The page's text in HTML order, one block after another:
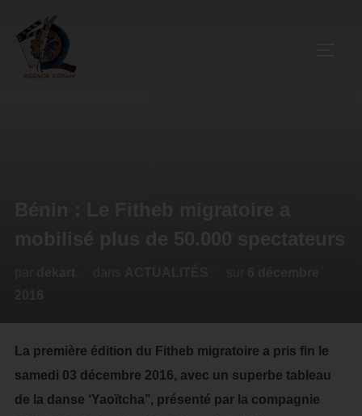
La première édition du Fitheb migratoire a pris fin le
samedi 03 décembre 2016, avec un superbe tableau
de la danse ‘Yaoïtcha’’, présenté par la compagnie